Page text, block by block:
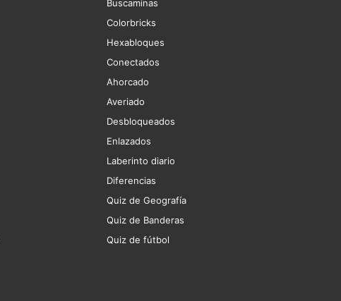
Buscaminas
Colorbricks
Hexabloques
Conectados
Ahorcado
Averiado
Desbloqueados
Enlazados
Laberinto diario
Diferencias
Quiz de Geografía
Quiz de Banderas
Quiz de fútbol